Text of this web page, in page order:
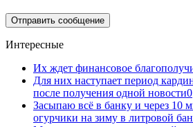
Интересные
Их ждет финансовое
Для них наступает период
после получения одной новости0
Засыпаю всё в банку и через 10
огурчики на зиму в литровой